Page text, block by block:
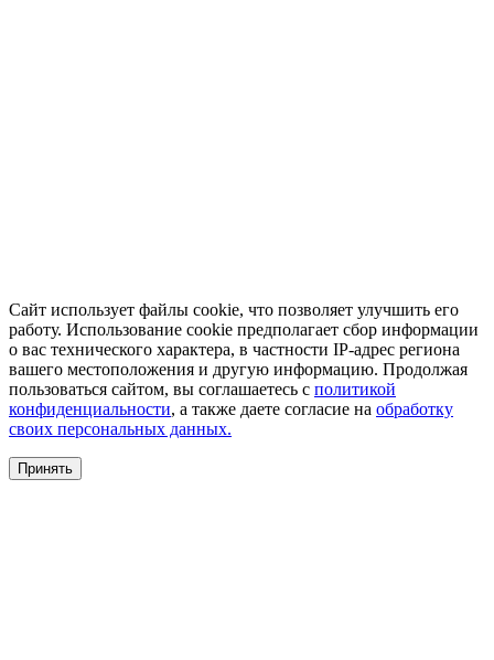
Сайт использует файлы cookie, что позволяет улучшить его
работу. Использование cookie предполагает сбор информации
о вас технического характера, в частности IP-адрес региона
вашего местоположения и другую информацию. Продолжая
пользоваться сайтом, вы соглашаетесь с политикой
конфиденциальности, а также даете согласие на обработку
своих персональных данных.
Принять